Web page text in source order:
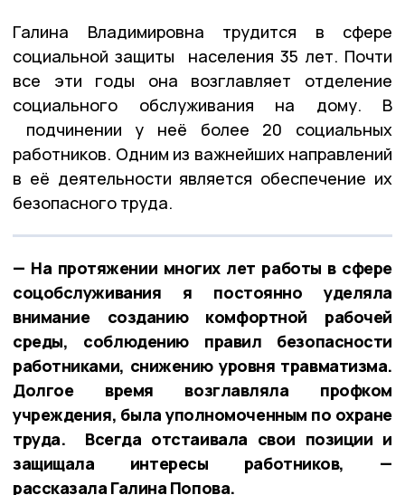
Галина Владимировна трудится в сфере
социальной защиты населения 35 лет. Почти
все эти годы она возглавляет отделение
социального обслуживания на дому. В
подчинении у неё более 20 социальных
работников. Одним из важнейших направлений
в её деятельности является обеспечение их
безопасного труда.
— На протяжении многих лет работы в сфере
соцобслуживания я постоянно уделяла
внимание созданию комфортной рабочей
среды, соблюдению правил безопасности
работниками, снижению уровня травматизма.
Долгое время возглавляла профком
учреждения, была уполномоченным по охране
труда. Всегда отстаивала свои позиции и
защищала интересы работников, —
рассказала Галина Попова.